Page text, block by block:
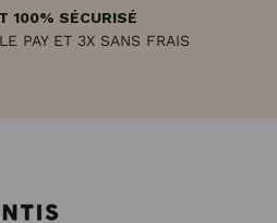
100% SÉCURISÉ
PAY ET 3X SANS FRAIS